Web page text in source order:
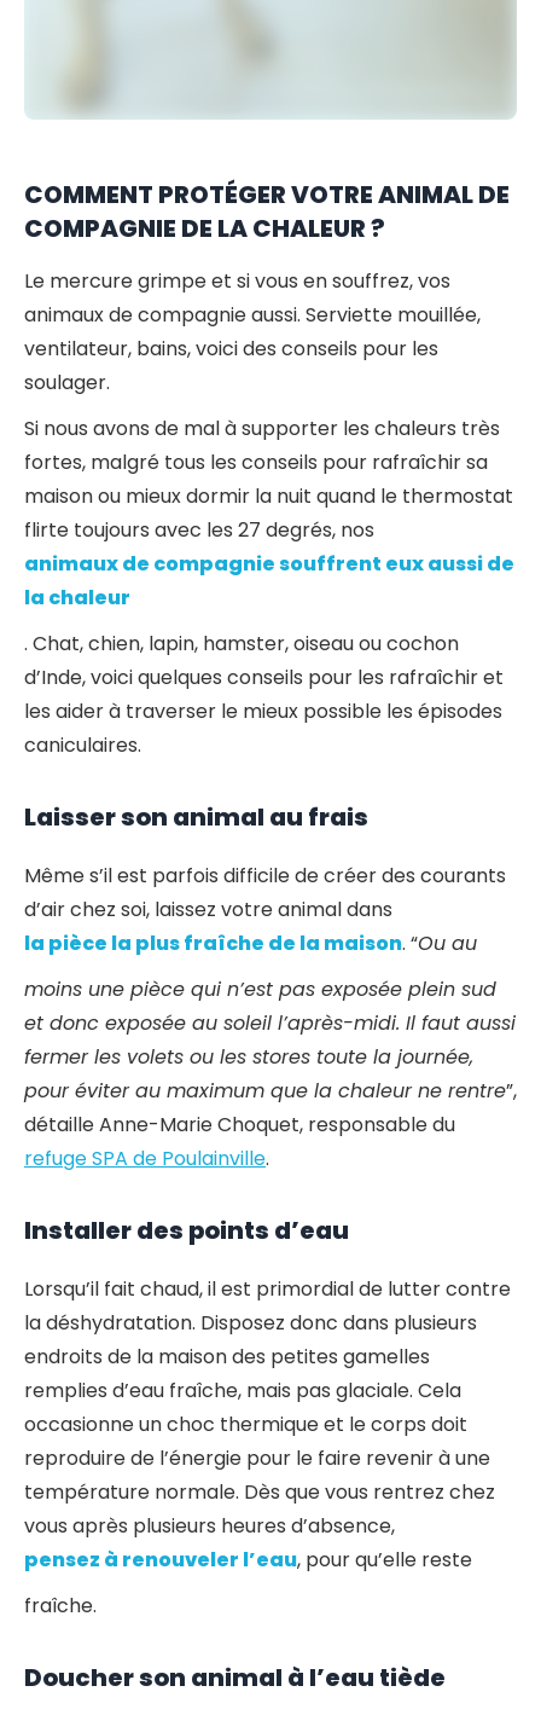
COMMENT PROTÉGER VOTRE ANIMAL DE
COMPAGNIE DE LA CHALEUR ?
Le mercure grimpe et si vous en souffrez, vos
animaux de compagnie aussi. Serviette mouillée,
ventilateur, bains, voici des conseils pour les
soulager.
Si nous avons de mal à supporter les chaleurs très
fortes, malgré tous les conseils pour rafraîchir sa
maison ou mieux dormir la nuit quand le thermostat
flirte toujours avec les 27 degrés, nos
animaux de compagnie souffrent eux aussi de
la chaleur
. Chat, chien, lapin, hamster, oiseau ou cochon
d’Inde, voici quelques conseils pour les rafraîchir et
les aider à traverser le mieux possible les épisodes
caniculaires.
Laisser son animal au frais
Même s’il est parfois difficile de créer des courants
d’air chez soi, laissez votre animal dans
la pièce la plus fraîche de la maison. “Ou au
moins une pièce qui n’est pas exposée plein sud
et donc exposée au soleil l’après-midi. Il faut aussi
fermer les volets ou les stores toute la journée,
pour éviter au maximum que la chaleur ne rentre”,
détaille Anne-Marie Choquet, responsable du
refuge SPA de Poulainville.
Installer des points d’eau
Lorsqu’il fait chaud, il est primordial de lutter contre
la déshydratation. Disposez donc dans plusieurs
endroits de la maison des petites gamelles
remplies d’eau fraîche, mais pas glaciale. Cela
occasionne un choc thermique et le corps doit
reproduire de l’énergie pour le faire revenir à une
température normale. Dès que vous rentrez chez
vous après plusieurs heures d’absence,
pensez à renouveler l’eau, pour qu’elle reste
fraîche.
Doucher son animal à l’eau tiède